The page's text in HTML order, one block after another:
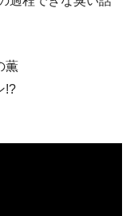
薫
!?